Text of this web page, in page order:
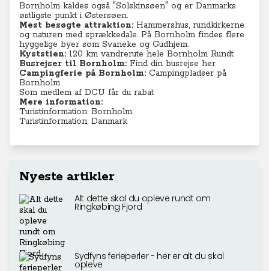
Bornholm kaldes også "Solskinsøen" og er Danmarks
østligste punkt i Østersøen.
Mest besøgte attraktion: Hammershus, rundkirkerne
og naturen med sprækkedale. På Bornholm findes flere
hyggelige byer som Svaneke og Gudhjem.
Kyststien: 120 km vandrerute hele Bornholm Rundt
Busrejser til Bornholm: Find din busrejse her
Campingferie på Bornholm: Campingpladser på
Bornholm
Som medlem af DCU får du rabat
Mere information:
Turistinformation: Bornholm
Turistinformation: Danmark
Nyeste artikler
Alt dette skal du opleve rundt om
Ringkøbing Fjord
Sydfyns ferieperler - her er alt du skal
opleve